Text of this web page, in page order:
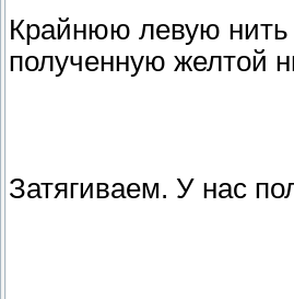
Крайнюю левую
полученную желтой
Затягиваем. У нас